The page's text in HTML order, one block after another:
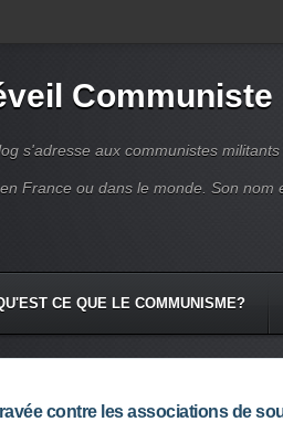
Communiste
s'adresse aux communistes
France ou dans le monde. Son nom
CE QUE LE COMMUNISME?
contre les associations de